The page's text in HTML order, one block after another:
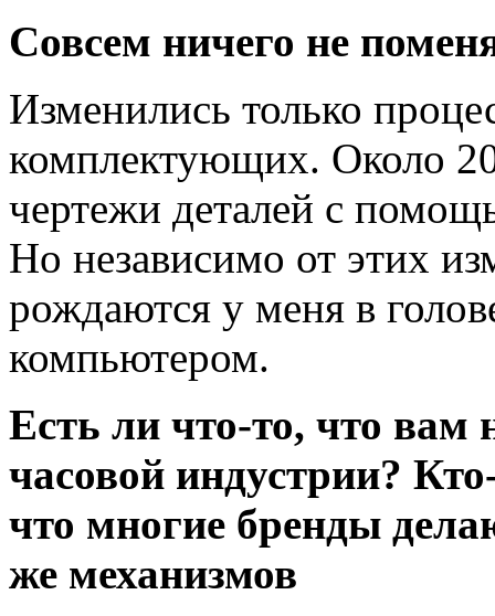
Совсем ничего не
Изменились только
комплектующих. Около 20
чертежи деталей с
Но независимо от этих
рождаются у меня в
компьютером.
Есть ли что-то, что вам
часовой индустрии?
что многие бренды
же механизмов